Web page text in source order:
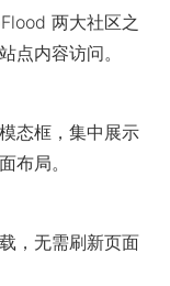
两大社区之
点内容访问。
态框，集中展示
布局。
，无需刷新页面